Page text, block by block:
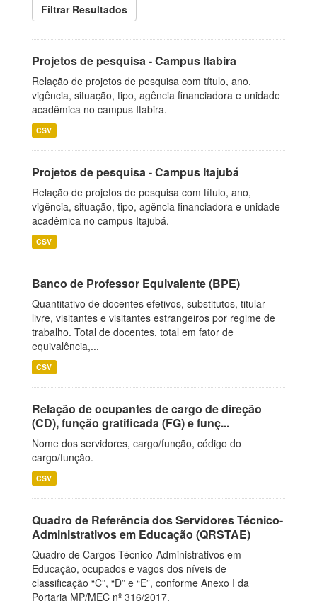
Filtrar Resultados
Projetos de pesquisa - Campus Itabira
Relação de projetos de pesquisa com título, ano,
vigência, situação, tipo, agência financiadora e unidade
acadêmica no campus Itabira.
CSV
Projetos de pesquisa - Campus Itajubá
Relação de projetos de pesquisa com título, ano,
vigência, situação, tipo, agência financiadora e unidade
acadêmica no campus Itajubá.
CSV
Banco de Professor Equivalente (BPE)
Quantitativo de docentes efetivos, substitutos, titular-
livre, visitantes e visitantes estrangeiros por regime de
trabalho. Total de docentes, total em fator de
equivalência,...
CSV
Relação de ocupantes de cargo de direção
(CD), função gratificada (FG) e funç...
Nome dos servidores, cargo/função, código do
cargo/função.
CSV
Quadro de Referência dos Servidores Técnico-
Administrativos em Educação (QRSTAE)
Quadro de Cargos Técnico-Administrativos em
Educação, ocupados e vagos dos níveis de
classificação “C”, “D” e “E”, conforme Anexo I da
Portaria MP/MEC nº 316/2017.